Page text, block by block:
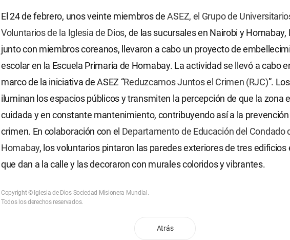
El 24 de febrero, unos veinte miembros deASEZ, el Grupo de
Voluntarios de la Iglesia de Dios, de las sucursales en Nairobi y Homabay,
junto con miembros coreanos, llevaron a cabo un proyecto de
escolar en la Escuela Primaria de Homabay. La actividad se llevó a cabo
marco de la iniciativa de ASEZ “Reduzcamos Juntos el Crimen (RJC)”.
iluminan los espacios públicos y transmiten la percepción de que la zona
cuidada y en constante mantenimiento, contribuyendo así a la prevención
crimen. En colaboración con el Departamento de Educación del Condado
Homabay, los voluntarios pintaron las paredes exteriores de tres edificios
que dan a la calle y las decoraron con murales coloridos y vibrantes.
Copyright © Iglesia de Dios Sociedad Misionera Mundial.
Todos los derechos reservados.
Atrás